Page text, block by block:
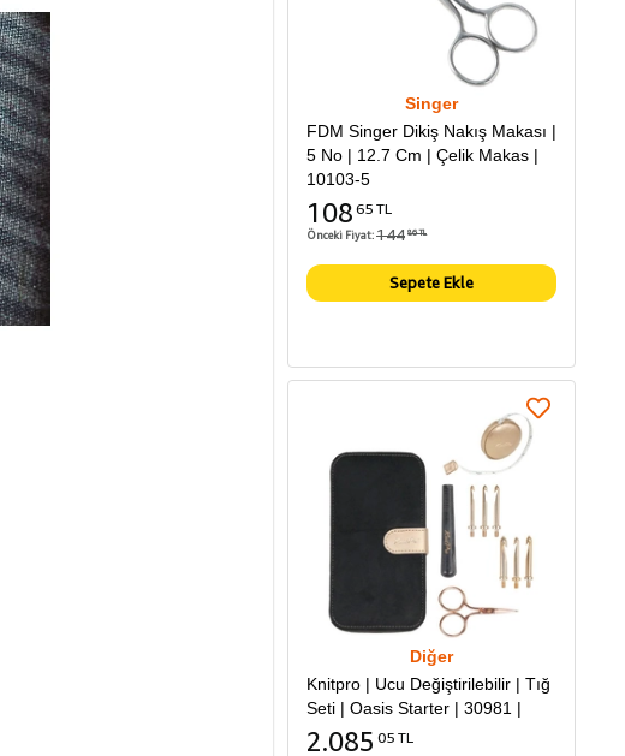
Singer
FDM Singer Dikiş Nakış Makası |
5 No | 12.7 Cm | Çelik Makas |
10103-5
108 65 TL
Önceki Fiyat:144 86 TL
Sepete Ekle
Diğer
Knitpro | Ucu Değiştirilebilir | Tığ
Seti | Oasis Starter | 30981 |
2.085 05 TL